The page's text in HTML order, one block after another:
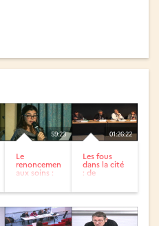
59:23
Le
renoncement
aux soins :
anthropologique
01:26:22
Les fous
dans la cité
: de